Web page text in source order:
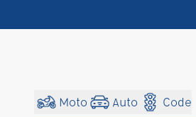
Moto Auto Code